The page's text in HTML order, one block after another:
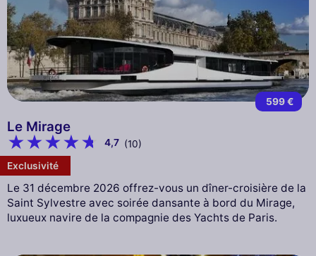
599 €
Le Mirage
4,7 (10)
Exclusivité
Le 31 décembre 2026 offrez-vous un dîner-croisière de la
Saint Sylvestre avec soirée dansante à bord du Mirage,
luxueux navire de la compagnie des Yachts de Paris.